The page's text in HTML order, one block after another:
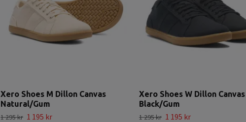
Xero Shoes M Dillon Canvas
Natural/Gum
1 295 kr 1 195 kr
Xero Shoes W Dillon Canvas
Black/Gum
1 295 kr 1 195 kr